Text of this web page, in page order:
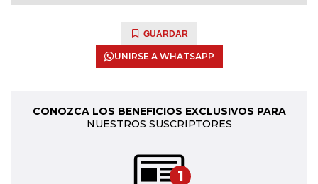
GUARDAR
UNIRSE A WHATSAPP
CONOZCA LOS BENEFICIOS EXCLUSIVOS PARA
NUESTROS SUSCRIPTORES
1